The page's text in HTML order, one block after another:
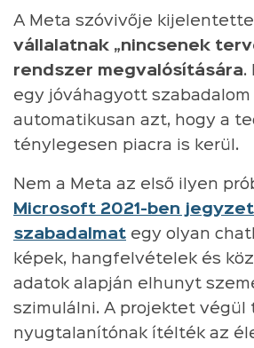
A Meta szóvivője
vállalatnak „nincsenek
rendszer megvalósítására.
egy jóváhagyott
automatikusan azt, hogy a
ténylegesen piacra is kerül.
Nem a Meta az első ilyen
Microsoft 2021-ben
szabadalmat egy olyan
képek, hangfelvételek és
adatok alapján elhunyt
szimulálni. A projektet végül
nyugtalanítónak ítélték az